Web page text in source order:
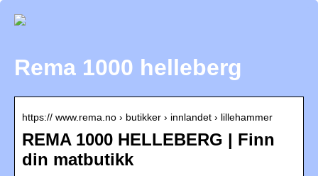
Rema 1000 helleberg
https:// www.rema.no › butikker › innlandet › lillehammer
REMA 1000 HELLEBERG | Finn
din matbutikk